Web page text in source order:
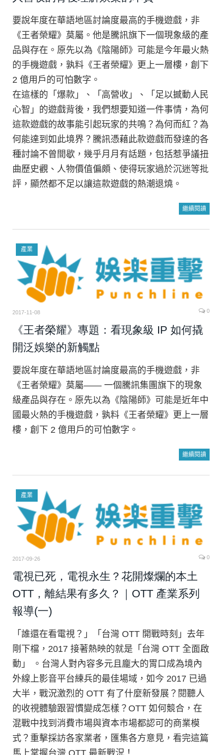
要說年度在華語地區討論度最高的手機遊戲，非
《王者榮耀》莫屬。他是騰訊旗下一個現象級的產
品與存在。原先以為《陰陽師》可能是今年最火熱
的手機遊戲，孰料《王者榮耀》更上一層樓，創下
2 億用戶的可怕數字。
在這樣的「爆款」、「高營收」、「足以撼動人民
心智」的遊戲背後，我們想要知道一件事情，為何
這款遊戲的故事能引起玩家的共鳴？為何而紅？為
何能達到如此境界？騰訊憑藉此款遊戲而發達的各
種討論不曾間歇，幾乎月月有話題，包括惹爭議扭
曲歷史觀、人物價值偏頗、使得玩家過於沉迷等批
評，顯然都不足以讓這款遊戲的熱潮退燒。
繼續閱讀
產業
2017-11-08 0
《王者榮耀》專題：看現象級 IP 如何撬
開泛娛樂的新觸點
要說年度在華語地區討論度最高的手機遊戲，非
《王者榮耀》莫屬—— 一個騰訊集團旗下的現象
級產品與存在。原先以為《陰陽師》可能是近年中
國最火熱的手機遊戲，孰料《王者榮耀》更上一層
樓，創下 2 億用戶的可怕數字。
繼續閱讀
產業
2017-09-26 0
電視已死，電視永生？花開燦爛的本土
OTT，離結果有多久？｜OTT 產業系列
報導(一)
「誰還在看電視？」「台灣 OTT 開戰時刻」去年
剛下檔，2017 接著熱映的就是「台灣 OTT 全面啟
動」 。台灣人對內容多元且龐大的胃口成為境內
外線上影音平台練兵的最佳場域，如今 2017 已過
大半，戰況激烈的 OTT 有了什麼新發展？閱聽人
的收視體驗跟習慣變成怎樣？OTT 如何競合，在
混戰中找到消費市場與資本市場都認可的商業模
式？重擊採訪各家業者，匯集各方意見，看完這篇
馬上掌握台灣 OTT 最新戰況！